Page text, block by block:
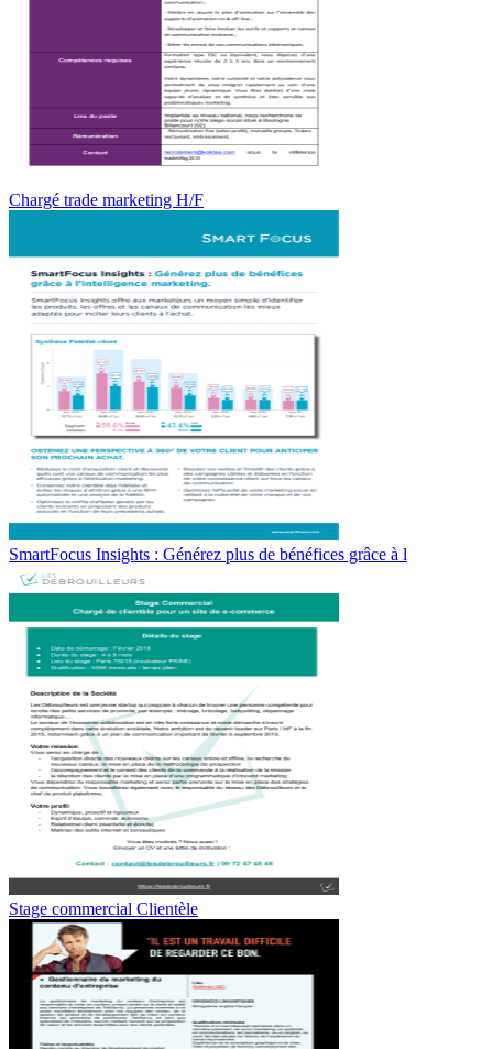
Chargé trade marketing H/F
SmartFocus Insights : Générez plus de bénéfices grâce à l
Stage commercial Clientèle